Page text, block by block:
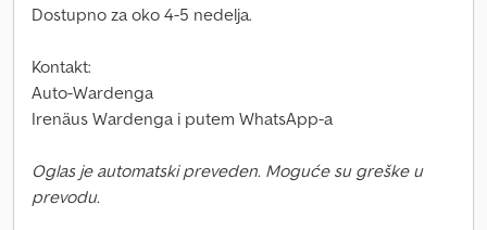
Dostupno za oko 4-5 nedelja.
Kontakt:
Auto-Wardenga
Irenäus Wardenga i putem WhatsApp-a
Oglas je automatski preveden. Moguće su greške u
prevodu.